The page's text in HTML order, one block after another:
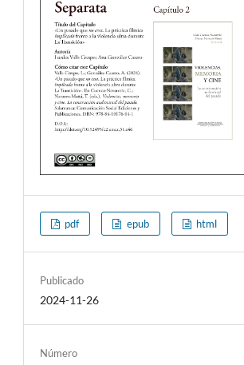
pdf epub html
Publicado
2024-11-26
Número